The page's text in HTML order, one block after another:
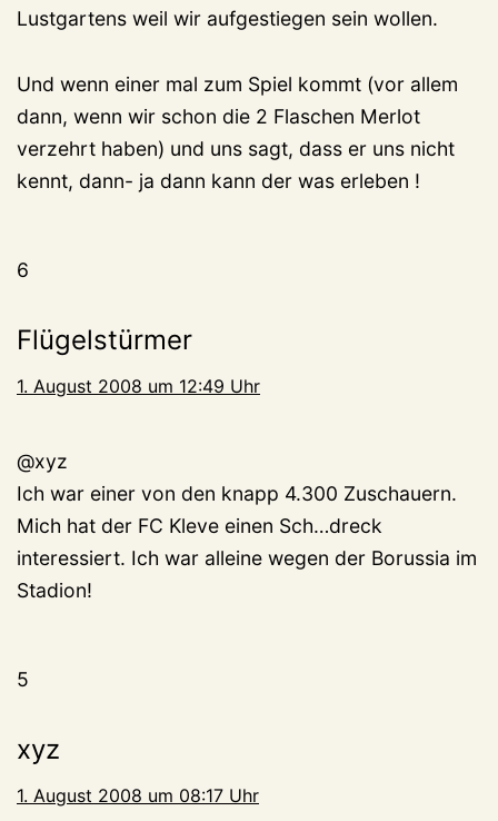
Lustgartens weil wir aufgestiegen sein wollen.
Und wenn einer mal zum Spiel kommt (vor allem
dann, wenn wir schon die 2 Flaschen Merlot
verzehrt haben) und uns sagt, dass er uns nicht
kennt, dann- ja dann kann der was erleben !
6
Flügelstürmer
1. August 2008 um 12:49 Uhr
@xyz
Ich war einer von den knapp 4.300 Zuschauern.
Mich hat der FC Kleve einen Sch…dreck
interessiert. Ich war alleine wegen der Borussia im
Stadion!
5
xyz
1. August 2008 um 08:17 Uhr